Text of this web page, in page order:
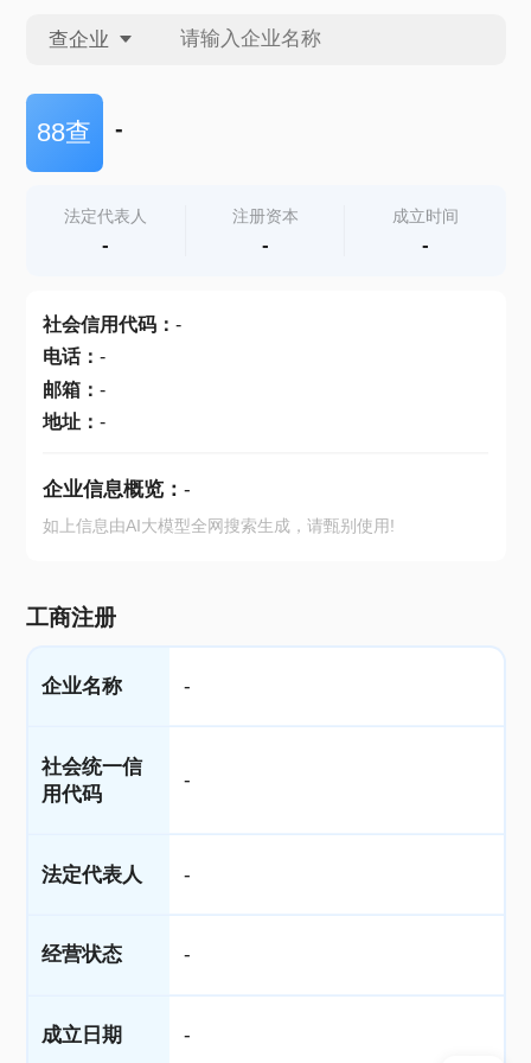
查企业
查企业
查产地
88查 -
法定代表人
-
注册资本
-
成立时间
-
社会信用代码： -
电话： -
邮箱： -
地址： -
企业信息概览： -
如上信息由AI大模型全网搜索生成，请甄别使用!
工商注册
企业名称 -
社会统一信
用代码
-
法定代表人 -
经营状态 -
成立日期 -